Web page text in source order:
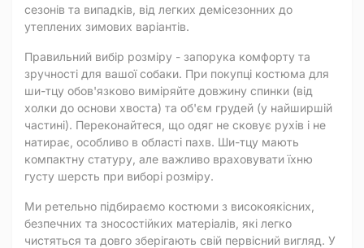
сезонів та випадків, від легких демісезонних до
утеплених зимових варіантів.
Правильний вибір розміру - запорука комфорту та
зручності для вашої собаки. При покупці костюма для
ши-тцу обов'язково виміряйте довжину спинки (від
холки до основи хвоста) та об'єм грудей (у найширшій
частині). Переконайтеся, що одяг не сковує рухів і не
натирає, особливо в області пахв. Ши-тцу мають
компактну статуру, але важливо враховувати їхню
густу шерсть при виборі розміру.
Ми ретельно підбираємо костюми з високоякісних,
безпечних та зносостійких матеріалів, які легко
чистяться та довго зберігають свій первісний вигляд. У